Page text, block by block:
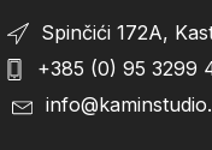
Spinčići 172A,
+385 (0) 95 3299